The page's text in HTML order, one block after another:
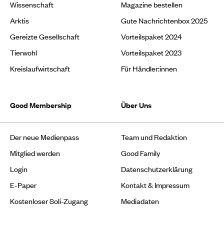
Wissenschaft
Arktis
Gereizte Gesellschaft
Tierwohl
Kreislaufwirtschaft
Magazine bestellen
Gute Nachrichtenbox 2025
Vorteilspaket 2024
Vorteilspaket 2023
Für Händler:innen
Good Membership
Der neue Medienpass
Mitglied werden
Login
E-Paper
Kostenloser Soli-Zugang
Über Uns
Team und Redaktion
Good Family
Datenschutzerklärung
Kontakt & Impressum
Mediadaten